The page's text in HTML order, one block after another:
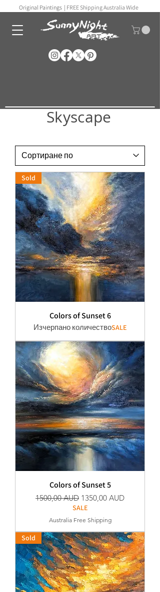
Original Paintings | FREE Shipping Australia Wide
Skyscape
Sold
Colors of Sunset 6
Изчерпано количествоSALE
Colors of Sunset 5
Редовна цена
1500,00 AUD Продажна цена
1350,00 AUD
SALE
Australia Free Shipping
Sold